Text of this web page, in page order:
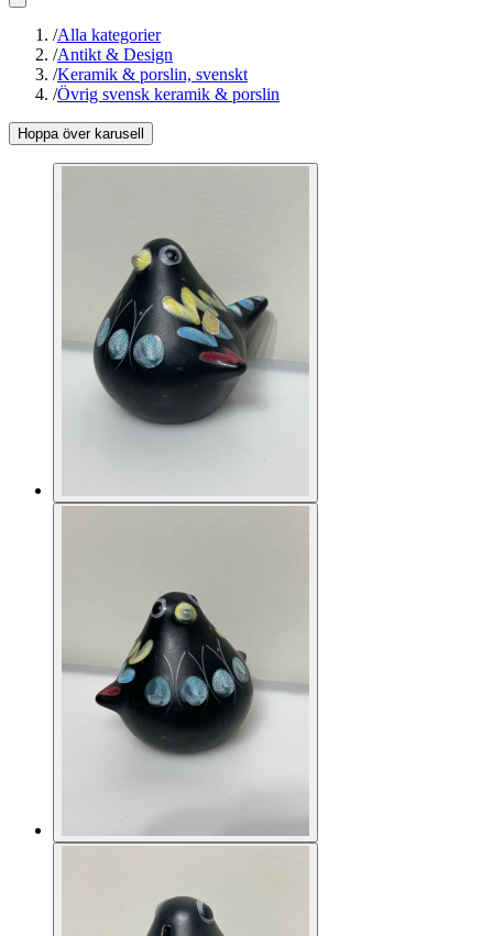
/Alla kategorier
/Antikt & Design
/Keramik & porslin, svenskt
/Övrig svensk keramik & porslin
Hoppa över karusell